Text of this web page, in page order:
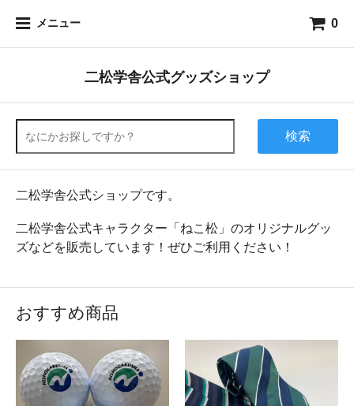
メニュー 0
二松学舎公式グッズショップ
検索
二松学舎公式ショップです。
二松学舎公式キャラクター「ねこ松」のオリジナルグッ
ズなどを販売しています！ぜひご利用ください！
おすすめ商品